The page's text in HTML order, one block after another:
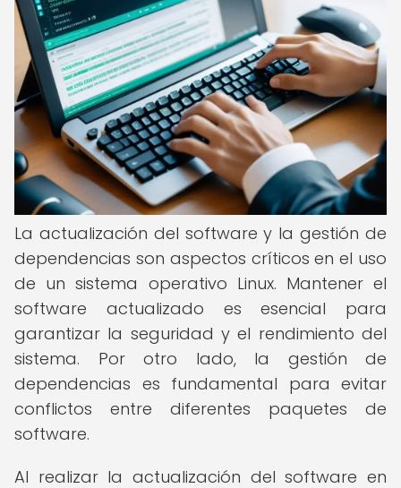
La actualización del software y la gestión de
dependencias son aspectos críticos en el uso
de un sistema operativo Linux. Mantener el
software actualizado es esencial para
garantizar la seguridad y el rendimiento del
sistema. Por otro lado, la gestión de
dependencias es fundamental para evitar
conflictos entre diferentes paquetes de
software.
Al realizar la actualización del software en